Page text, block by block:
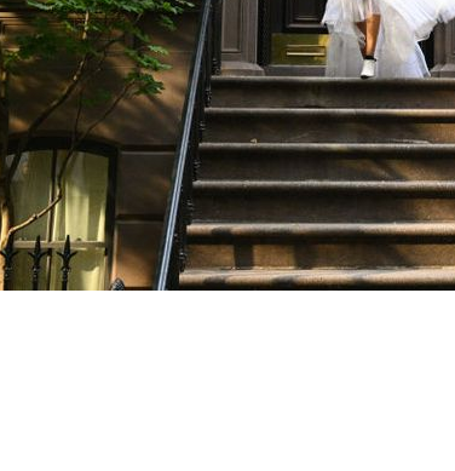
Новини
з нас під час перегляду фільму чи
в гостях в улюблених героїв. Однак
будинки...
Автор:Єгор Бунін